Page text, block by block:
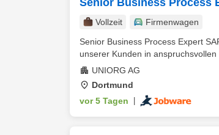
Senior Business Process
Vollzeit
Firmenwagen
Senior Business Process Expert
unserer Kunden in anspruchsvollen
UNIORG AG
Dortmund
vor 5 Tagen